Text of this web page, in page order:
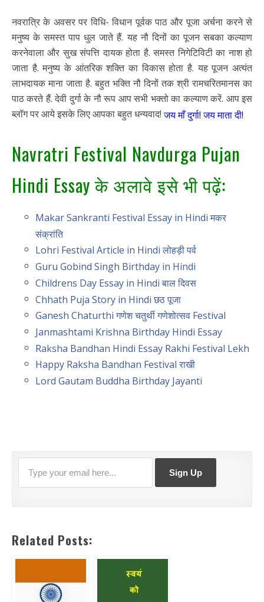
नवरात्रि के अवसर पर विधि- विधान पूर्वक पाठ और पूजा अर्चना करने से
मनुष्य के समस्त पाप धुल जाते हैं. यह नौ दिनों का पूजन सबका कल्याण
करनेवाला और सुख संपत्ति दायक होता है. समस्त निगेटिविटी का नाश हो
जाता है. मनुष्य के आंतरिक शक्ति का विकास होता है. यह पूजन अत्यंत
लाभदायक माना जाता है. बहुत भक्ति नौ दिनों तक श्री रामचरितमानस का
पाठ करते हैं. देवी दुर्गा के नौ रूप आप सभी भक्तो का कल्याण करें. आप इस
ब्लॉग पर आये इसके लिए आपका बहुत धन्यवाद!जय माँ दुर्गा! जय माता दी!
Navratri Festival Navdurga Pujan
Hindi Essay के अलावे इसे भी पढ़ें:
Makar Sankranti Festival Essay in Hindi मकर
संक्रांति
Lohri Festival Article in Hindi लोहड़ी पर्व
Guru Gobind Singh Birthday in Hindi
Childrens Day Essay in Hindi बाल दिवस
Chhath Puja Story in Hindi छठ पूजा
Ganesh Chaturthi गणेश चतुर्थी गणेशोत्सव Festival
Janmashtami Krishna Birthday Hindi Essay
Raksha Bandhan Hindi Essay Rakhi Festival Lekh
Happy Raksha Bandhan Festival राखी
Lord Gautam Buddha Birthday Jayanti
Related Posts: